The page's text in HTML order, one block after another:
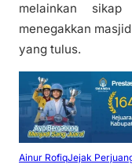
melainkan sikap
menegakkan
yang tulus.
Ainur RofiqJejak